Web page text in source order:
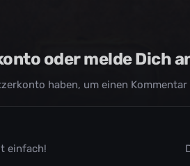
oder melde Dich
haben, um einen
einfach!